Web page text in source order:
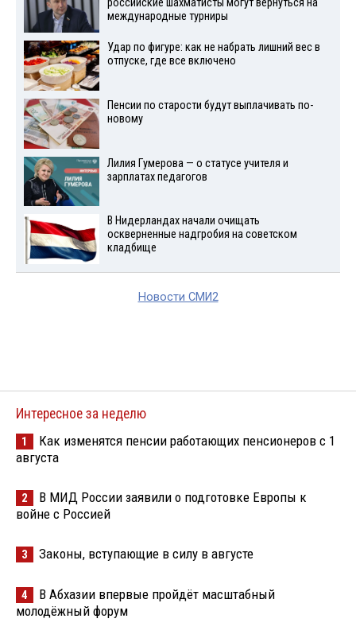
российские шахматисты могут вернуться на
международные турниры
Удар по фигуре: как не набрать лишний вес в
отпуске, где все включено
Пенсии по старости будут выплачивать по-
новому
Лилия Гумерова — о статусе учителя и
зарплатах педагогов
В Нидерландах начали очищать
оскверненные надгробия на советском
кладбище
Новости СМИ2
Интересное за неделю
1
Как изменятся пенсии работающих пенсионеров с 1
августа
2
В МИД России заявили о подготовке Европы к
войне с Россией
3 Законы, вступающие в силу в августе
4
В Абхазии впервые пройдёт масштабный
молодёжный форум